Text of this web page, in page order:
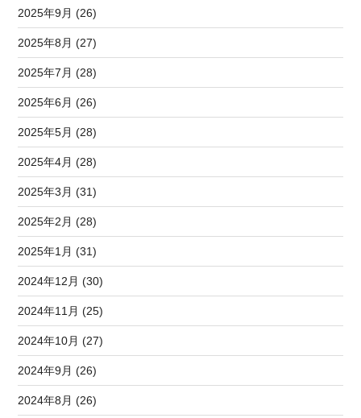
2025年9月 (26)
2025年8月 (27)
2025年7月 (28)
2025年6月 (26)
2025年5月 (28)
2025年4月 (28)
2025年3月 (31)
2025年2月 (28)
2025年1月 (31)
2024年12月 (30)
2024年11月 (25)
2024年10月 (27)
2024年9月 (26)
2024年8月 (26)